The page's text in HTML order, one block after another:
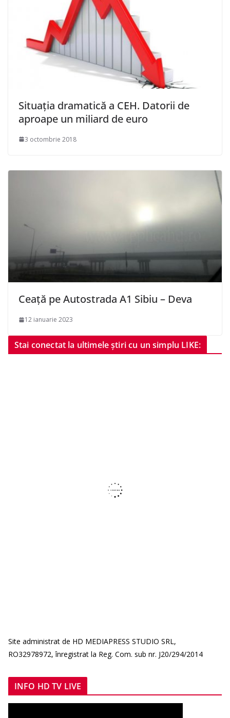
Situația dramatică a CEH. Datorii de
aproape un miliard de euro
3 octombrie 2018
Ceață pe Autostrada A1 Sibiu – Deva
12 ianuarie 2023
Stai conectat la ultimele știri cu un simplu LIKE:
Site administrat de HD MEDIAPRESS STUDIO SRL,
RO32978972, înregistrat la Reg. Com. sub nr. J20/294/2014
INFO HD TV LIVE